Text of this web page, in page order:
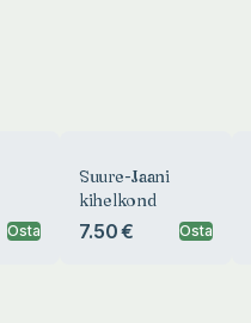
Osta
Suure-Jaani
kihelkond
7.50 € Osta